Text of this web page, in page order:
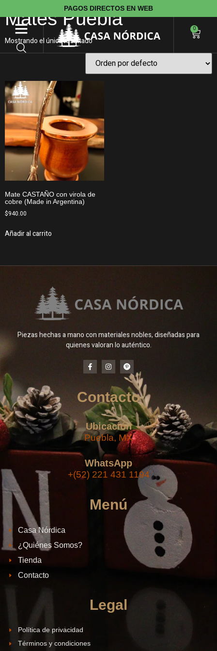
PAGOS DIRECTOS EN WEB
0
Mates Puebla
Mostrando el único resultado
Mate CASTAÑO con virola de
cobre (Made in Argentina)
$940.00
Añadir al carrito
Piezas hechas a mano con materiales nobles, diseñadas para
quienes valoran lo auténtico.
Contacto
Ubicación
Puebla, MX
WhatsApp
+(52) 221 431 1194
Menú
Casa Nórdica
¿Quiénes Somos?
Tienda
Contacto
Legal
Política de privacidad
Términos y condiciones